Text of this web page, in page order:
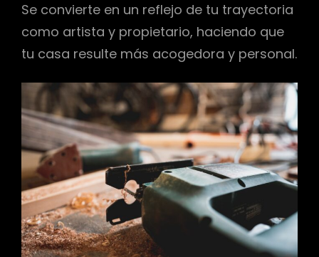
Se convierte en un reflejo de tu trayectoria
como artista y propietario, haciendo que
tu casa resulte más acogedora y personal.